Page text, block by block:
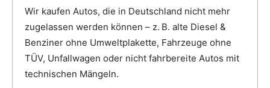
Wir kaufen Autos, die in Deutschland nicht mehr
zugelassen werden können – z. B. alte Diesel &
Benziner ohne Umweltplakette, Fahrzeuge ohne
TÜV, Unfallwagen oder nicht fahrbereite Autos mit
technischen Mängeln.